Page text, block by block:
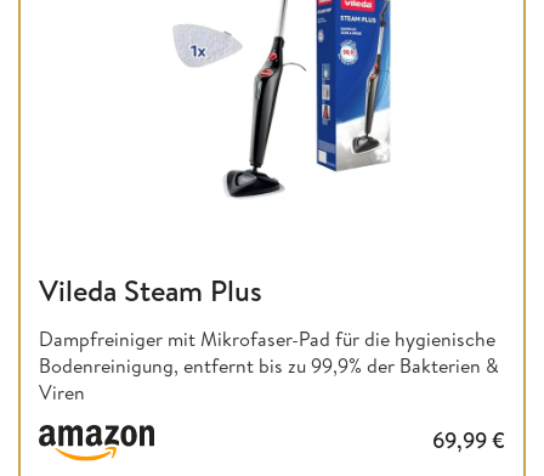
Vileda Steam Plus
Dampfreiniger mit Mikrofaser-Pad für die hygienische
Bodenreinigung, entfernt bis zu 99,9% der Bakterien &
Viren
69,99€